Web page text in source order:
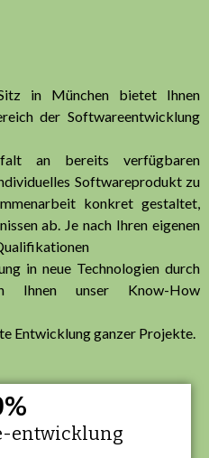
in München bietet Ihnen
der Softwareentwicklung
an bereits verfügbaren
Softwareprodukt zu
konkret gestaltet,
ab. Je nach Ihren eigenen
in neue Technologien durch
Ihnen unser Know-How
Entwicklungganzer Projekte.
entwicklung
%